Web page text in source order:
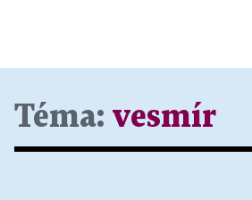
Téma: vesmír